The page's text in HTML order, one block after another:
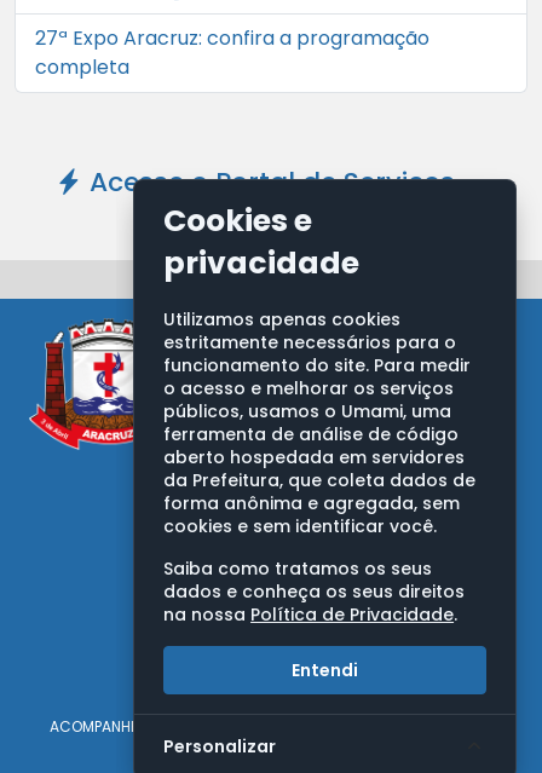
27ª Expo Aracruz: confira a programação
completa
Acesse o Portal de Serviços -
Clique Aqui
PREFEITURA MUNICIPAL DE ARACRUZ
Av. Morobá, nº 20, Bairro Morobá
Aracruz/ES - CEP: 29192-733
OUVIDORIA GERAL DO MUNICÍPIO
Telefones:
0800 283 9263
ACOMPANHE AS REDES DA PREFEITURA
Cookies e
privacidade
Utilizamos apenas cookies
estritamente necessários para o
funcionamento do site. Para medir
o acesso e melhorar os serviços
públicos, usamos o Umami, uma
ferramenta de análise de código
aberto hospedada em servidores
da Prefeitura, que coleta dados de
forma anônima e agregada, sem
cookies e sem identificar você.
Saiba como tratamos os seus
dados e conheça os seus direitos
na nossa Política de Privacidade.
Entendi
Personalizar